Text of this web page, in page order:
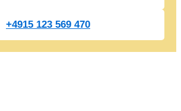
+4915 123 569 470